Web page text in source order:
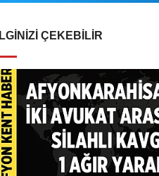
İLGINIZI ÇEKEBILIR